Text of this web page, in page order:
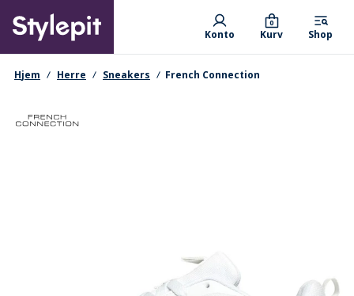
main
content
Primary departments
Konto Kurv
0
Shop
navigationssti
Hjem Herre Sneakers French Connection